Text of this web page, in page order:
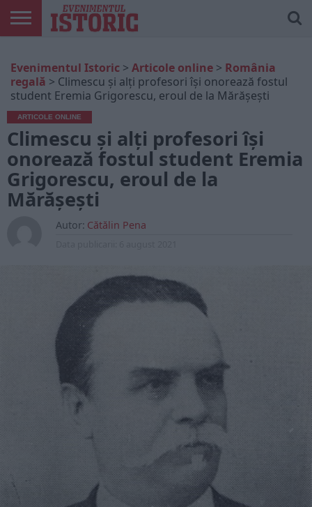
ONLINE
EDIȚII
TIPĂRITE
ISTORIC
PLAY
CONTUL
MEU
Evenimentul Istoric > Articole online > România
regală > Climescu și alți profesori își onorează fostul
student Eremia Grigorescu, eroul de la Mărășești
ARTICOLE ONLINE
Climescu și alți profesori își
onorează fostul student Eremia
Grigorescu, eroul de la
Mărășești
Autor: Cătălin Pena